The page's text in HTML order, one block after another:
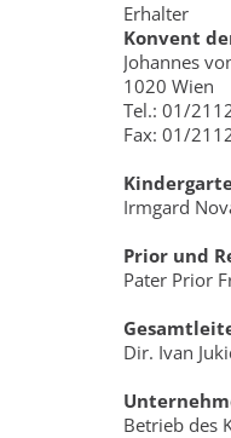
Erhalter
Konvent
Johannes
1020 Wien
Tel.: 01/
Fax: 01/
Irmgard
Prior und
Pater Prior
Dir. Ivan
Betrieb des